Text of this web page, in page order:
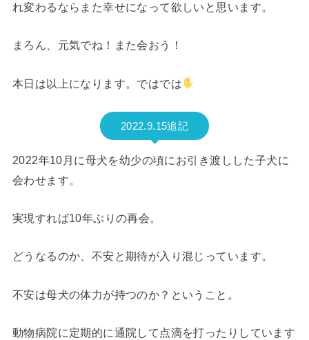
れ変わるならまた幸せになって欲しいと思います。
まろん、元気でね！また会おう！
本日は以上になります。ではでは
2022.9.15追記
2022年10月に母犬を幼少の頃にお引き渡しした子犬に
会わせます。
実現すれば10年ぶりの再会。
どうなるのか、不安と期待が入り混じっています。
不安は母犬の体力が持つのか？ということ。
動物病院に定期的に通院して点滴を打ったりしています